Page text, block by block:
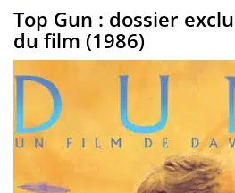
Top Gun : dossier
du film (1986)